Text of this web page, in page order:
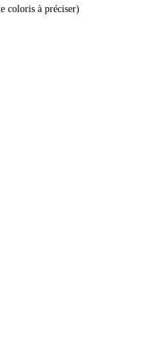
coloris à préciser)